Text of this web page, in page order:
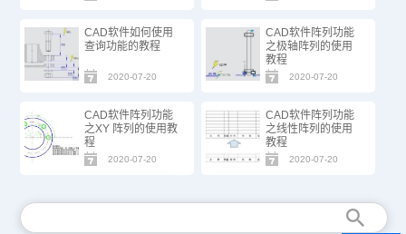
CAD软件如何使用
查询功能的教程
2020-07-20
CAD软件阵列功能
之极轴阵列的使用
教程
2020-07-20
CAD软件阵列功能
之XY 阵列的使用教
程
2020-07-20
CAD软件阵列功能
之线性阵列的使用
教程
2020-07-20